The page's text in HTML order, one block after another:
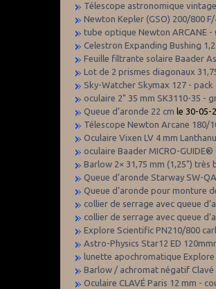
Télescope astronomique
Newton Kepler (GSO) 200/800
tube optique Newton ARCANE
Celestron Expanding Bushing
Feuille filtrante solaire Baader
Lot de 2 prismes diagonaux
Sky-Watcher Skymax 127 -
oculaire 2" 35 mm SK3110-35 -
Queue d’aronde 22 cm le 30-05-
Télescope Newton Arcane 180/
Oculaire Vixen LV 4 mm
oculaire Baader MICRO-
Barlow 2× 31,75 mm (1,25") très
Queue d’aronde Starway SW-
Queue d’aronde pour monture
collier de serrage avec queue
collier de serrage avec queue
Explore Scientific PN210/800
Astro-Physics Star12 ED
lunette apochromatique
Barlow / achromat négatif Clavé
Oculaire CLAVÉ Paris 12 mm -